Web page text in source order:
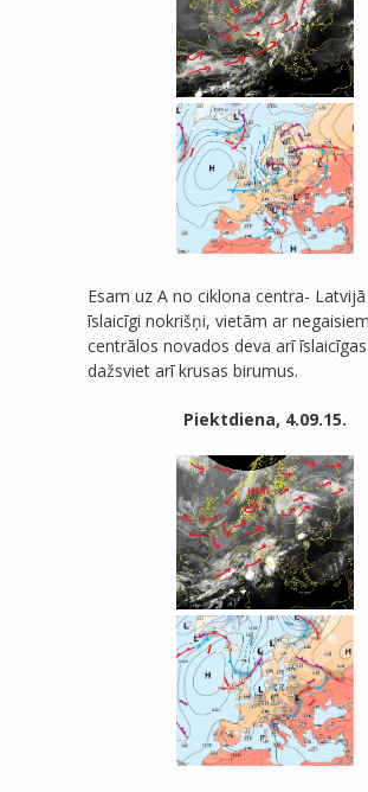
Esam uz A no ciklona centra-
īslaicīgi nokrišņi, vietām ar
centrālos novados deva arī
dažsviet arī krusas birumus.
Piektdiena, 4.09.15.